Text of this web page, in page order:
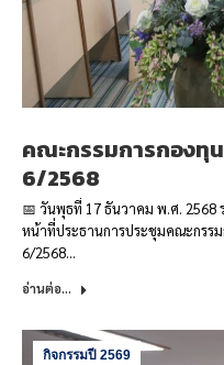
คณะกรรมการกองทุ
6/2568
📅 วันพุธที่ 17 ธันวาคม พ.ศ. 2568
หน้าที่ประธานการประชุมคณะกรร
6/2568…
อ่านต่อ...
กิจกรรมปี 2569